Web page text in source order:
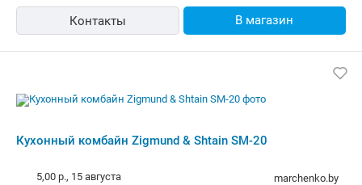
Контакты В магазин
Кухонный комбайн Zigmund & Shtain SM-20
marchenko.by
5,00 р., 15 августа